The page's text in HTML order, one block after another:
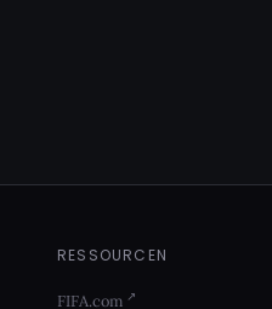
RESSOURCEN
FIFA.com